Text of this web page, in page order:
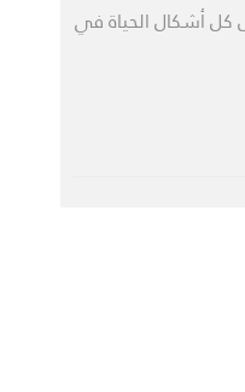
كل أشكال الحياة في